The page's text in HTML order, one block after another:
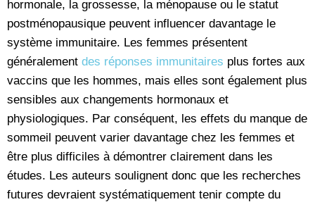
hormonale, la grossesse, la ménopause ou le statut
postménopausique peuvent influencer davantage le
système immunitaire. Les femmes présentent
généralement des réponses immunitaires plus fortes aux
vaccins que les hommes, mais elles sont également plus
sensibles aux changements hormonaux et
physiologiques. Par conséquent, les effets du manque de
sommeil peuvent varier davantage chez les femmes et
être plus difficiles à démontrer clairement dans les
études. Les auteurs soulignent donc que les recherches
futures devraient systématiquement tenir compte du